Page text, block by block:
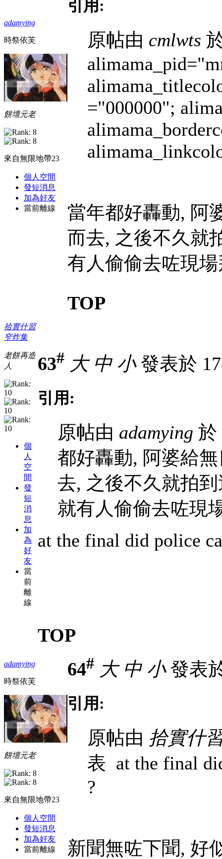
adamying
時祭依芙
餅壇元老
來自無限地帶23
個人空間
發短消息
加為好友
當前離線
引用:
原帖由 cmlwts
="000000";
當年都好轟動, 阿
而去, 之後不久就
有人偷偷去咗現
TOP
拾實什習
窄炸集
老餅再造
人
個
人
空
間
發
短
消
息
加
為
好
友
當
前
離
線
63# 大 中 小發表於
引用:
原帖由 adamying 於
都好轟動, 阿婆給
去, 之後不久就拍
就有人偷偷去咗現
at the final did police
TOP
adamying
時祭依芙
餅壇元老
來自無限地帶23
個人空間
發短消息
加為好友
當前離線
64# 大 中 小發表
引用:
原帖由 拾實什
表 at the final
?
新聞無咗下聞, 好